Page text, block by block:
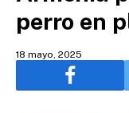
perro en
18 mayo, 2025